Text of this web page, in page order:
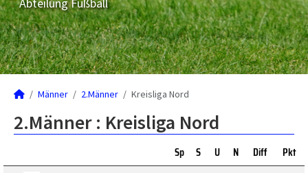
Männer 2.Männer Kreisliga Nord
2.Männer : Kreisliga Nord
Sp S U N Diff
Pkt